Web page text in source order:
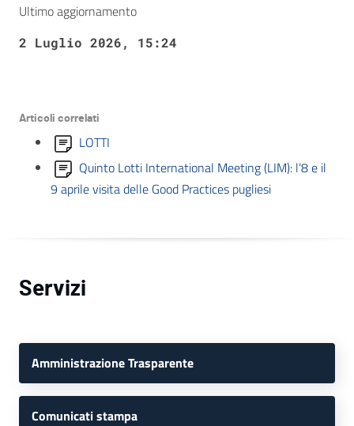
Ultimo aggiornamento
2 Luglio 2026, 15:24
Articoli correlati
LOTTI
Quinto Lotti International Meeting (LIM): l’8 e il
9 aprile visita delle Good Practices pugliesi
Servizi
Amministrazione Trasparente
Comunicati stampa